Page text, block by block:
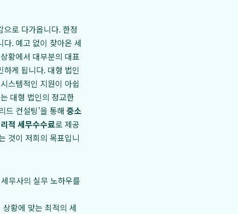
로 다가옵니다. 한정
. 예고 없이 찾아온 세
황에서 대부분의 대표
게 됩니다. 대형 법인
스템적인 지원이 아쉽
는 대형 법인의 정교한
드 컨설팅'을 통해 중소
적 세무수수료로 제공
것이 저희의 목표입니
무사의 실무 노하우를
황에 맞는 최적의 세